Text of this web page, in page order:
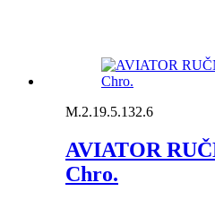
M.2.19.5.132.6
AVIATOR
Chro.